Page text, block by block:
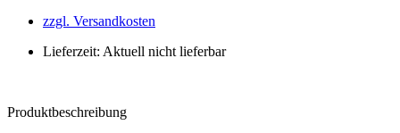
zzgl. Versandkosten
Lieferzeit: Aktuell nicht lieferbar
Produktbeschreibung